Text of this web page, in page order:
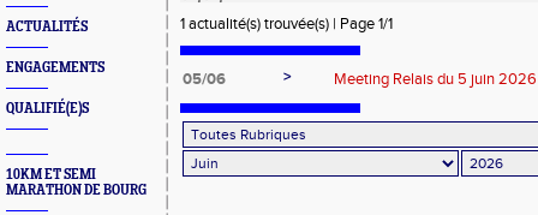
ACTUALITÉS
ENGAGEMENTS
QUALIFIÉ(E)S
10KM ET SEMI
MARATHON DE BOURG
1 actualité(s) trouvée(s) | Page 1/1
05/06 > Meeting Relais du 5 juin 2026